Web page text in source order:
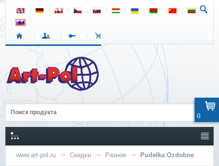
www.art-pol.ru Скидки Разное Pudełka Ozdobne
0